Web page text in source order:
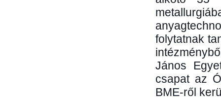
folytatnak
János
csapat az
BME-ről